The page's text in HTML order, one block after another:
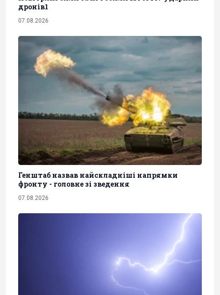
дронів1
07.08.2026
Генштаб назвав найскладніші напрямки
фронту - головне зі зведення
07.08.2026